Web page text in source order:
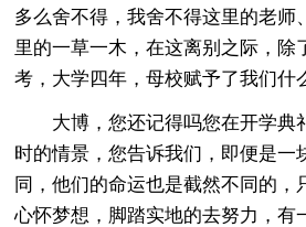
多么舍不得，我舍不得这里的老师
里的一草一木，在这离别之际，除
考，大学四年，母校赋予了我们什
大博，您还记得吗您在开学典
时的情景，您告诉我们，即便是一
同，他们的命运也是截然不同的，
心怀梦想，脚踏实地的去努力，有